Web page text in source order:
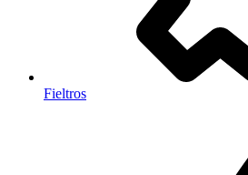
Fieltros